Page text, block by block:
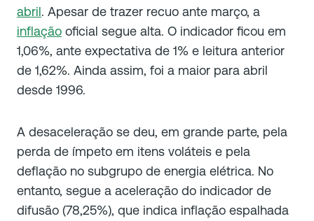
abril. Apesar de trazer recuo ante março, a
inflação oficial segue alta. O indicador ficou em
1,06%, ante expectativa de 1% e leitura anterior
de 1,62%. Ainda assim, foi a maior para abril
desde 1996.
A desaceleração se deu, em grande parte, pela
perda de ímpeto em itens voláteis e pela
deflação no subgrupo de energia elétrica. No
entanto, segue a aceleração do indicador de
difusão (78,25%), que indica inflação espalhada